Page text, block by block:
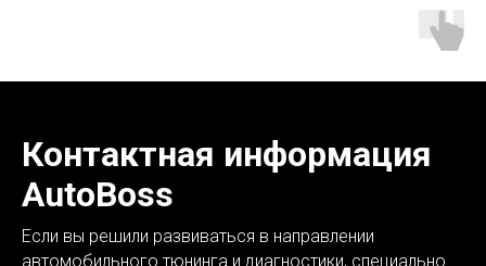
Контактная информация
AutoBoss
Если вы решили развиваться в направлении
автомобильного тюнинга и диагностики, специально